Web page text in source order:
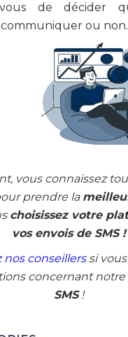
de décider
ou non.
vous connaissez
prendre la
choisissez votre
vos envois de SMS !
nos conseillerssi
concernant notre
SMS!